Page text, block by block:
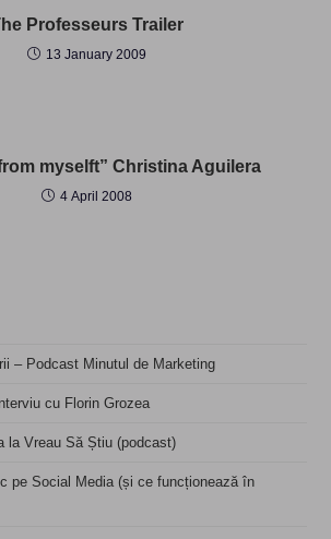
Professeurs Trailer
13 January 2009
myselft” Christina Aguilera
4 April 2008
– Podcast Minutul de Marketing
cu Florin Grozea
la Vreau Să Știu (podcast)
pe Social Media (și ce funcționează în